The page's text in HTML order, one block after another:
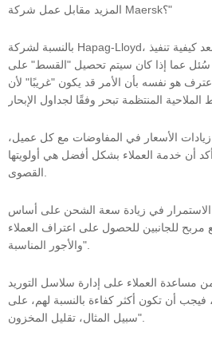
المزيد مقابل عمل شركة Maersk؟"
بالنسبة لشركة Hapag-Lloyd، لم يقرر رولف هابن يانسن بعد كيفية تنفيذ
سُئل عما إذا كان سيتم تحصيل "القسط" على
هو نفسه بأن الأمر قد يكون "غريبًا" لأن
الأسعار في المفاوضات مع كل عميل،
أن خدمة العملاء بشكل أفضل هي أولويتها
الاستمرار في زيادة سعة الشحن على أساس
للجانبين للحصول على اعتراف العملاء
والأجور المناسبة".
من مساعدة العملاء على إدارة سلاسل التوريد
أن تكون أكثر كفاءة بالنسبة لهم، على
سبيل المثال، تقليل المخزون".